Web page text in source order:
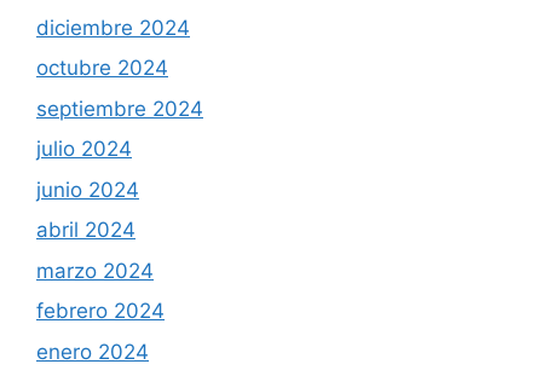
diciembre 2024
octubre 2024
septiembre 2024
julio 2024
junio 2024
abril 2024
marzo 2024
febrero 2024
enero 2024